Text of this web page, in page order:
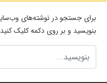
برای جستجو در نوشته‌های
بنویسید و بر روی دکمه کلیک کنید.